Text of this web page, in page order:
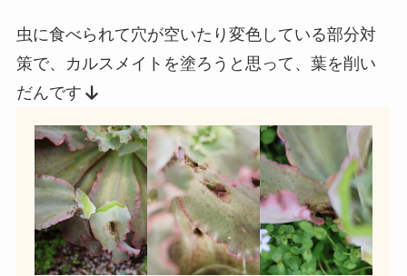
虫に食べられて穴が空いたり変色している部分対
策で、カルスメイトを塗ろうと思って、葉を削い
だんです